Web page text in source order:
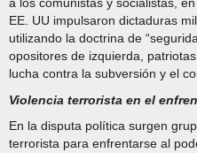
a los comunistas y socialistas,
EE. UU impulsaron dictaduras
utilizando la doctrina de
opositores de izquierda,
lucha contra la subversión y el
Violencia terrorista en el
En la disputa política surgen
terrorista para enfrentarse al